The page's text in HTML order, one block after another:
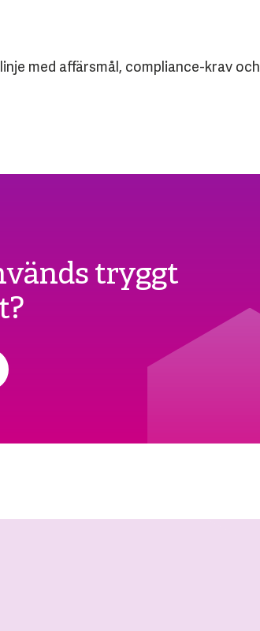
med affärsmål, compliance-krav och
tryggt